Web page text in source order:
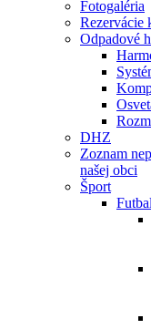
Fotogaléria
Rezervácie
Odpadové
DHZ
Zoznam
našej obci
Šport
Futbal